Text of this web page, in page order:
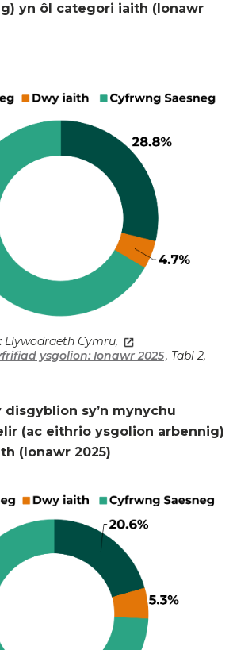
yn ôl categori iaith (Ionawr
Llywodraeth Cymru,
ysgolion: Ionawr 2025, Tabl 2,
disgyblion sy’n mynychu
(ac eithrio ysgolion arbennig)
(Ionawr 2025)